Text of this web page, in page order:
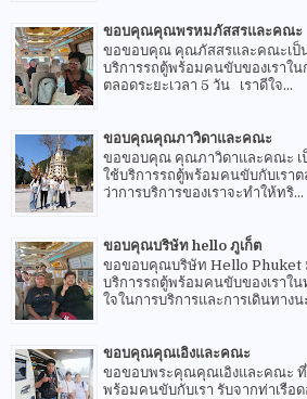
ขอบคุณคุณพรหมภัสสรและคณะ
ขอขอบคุณ คุณภัสสรและคณะเป็น
บริการรถตู้พร้อมคนขับของเราใน
ตลอดระยะเวลา 5 วัน เราดีใจ...
ขอบคุณคุณภาวิดาและคณะ
ขอขอบคุณ คุณภาวิดาและคณะ เป็
ใช้บริการรถตู้พร้อมคนขับกับเร
ว่าการบริการของเราจะทำให้ทริ...
ขอบคุณบริษัท hello ภูเก็ต
ขอขอบคุณบริษัท Hello Phuket
บริการรถตู้พร้อมคนขับของเราใ
ใจในการบริการและการเดินทางน
ขอบคุณคุณเอิงและคณะ
ขอขอบพระคุณคุณเอิงและคณะ ที่
พร้อมคนขับกับเรา รับจากท่าเรือ